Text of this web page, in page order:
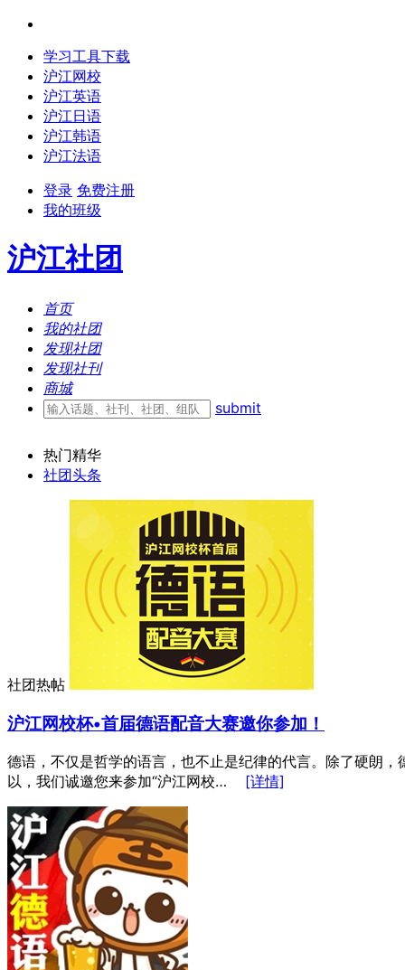
学习工具下载
沪江网校
沪江英语
沪江日语
沪江韩语
沪江法语
登录 免费注册
我的班级
沪江社团
首页
我的社团
发现社团
发现社刊
商城
submit
热门精华
社团头条
社团热帖
沪江网校杯•首届德语配音大赛邀你参加！
德语，不仅是哲学的语言，也不止是纪律的代言。除了硬朗
以，我们诚邀您来参加“沪江网校… [详情]